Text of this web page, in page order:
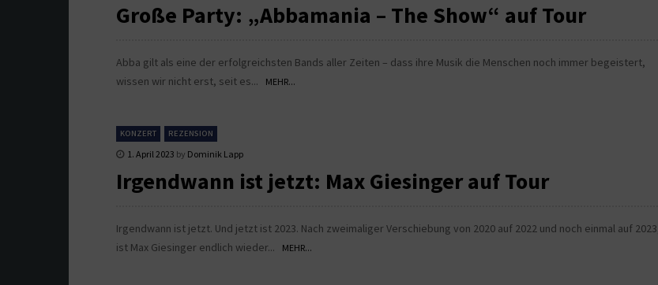
Große Party: „Abbamania – The Show“ auf Tour
Abba gilt als eine der erfolgreichsten Bands aller Zeiten – dass ihre Musik die Menschen noch immer begeistert,
wissen wir nicht erst, seit es...
MEHR...
KONZERT REZENSION
1. April 2023 by Dominik Lapp
Irgendwann ist jetzt: Max Giesinger auf Tour
Irgendwann ist jetzt. Und jetzt ist 2023. Nach zweimaliger Verschiebung von 2020 auf 2022 und noch einmal auf
ist Max Giesinger endlich wieder...
MEHR...